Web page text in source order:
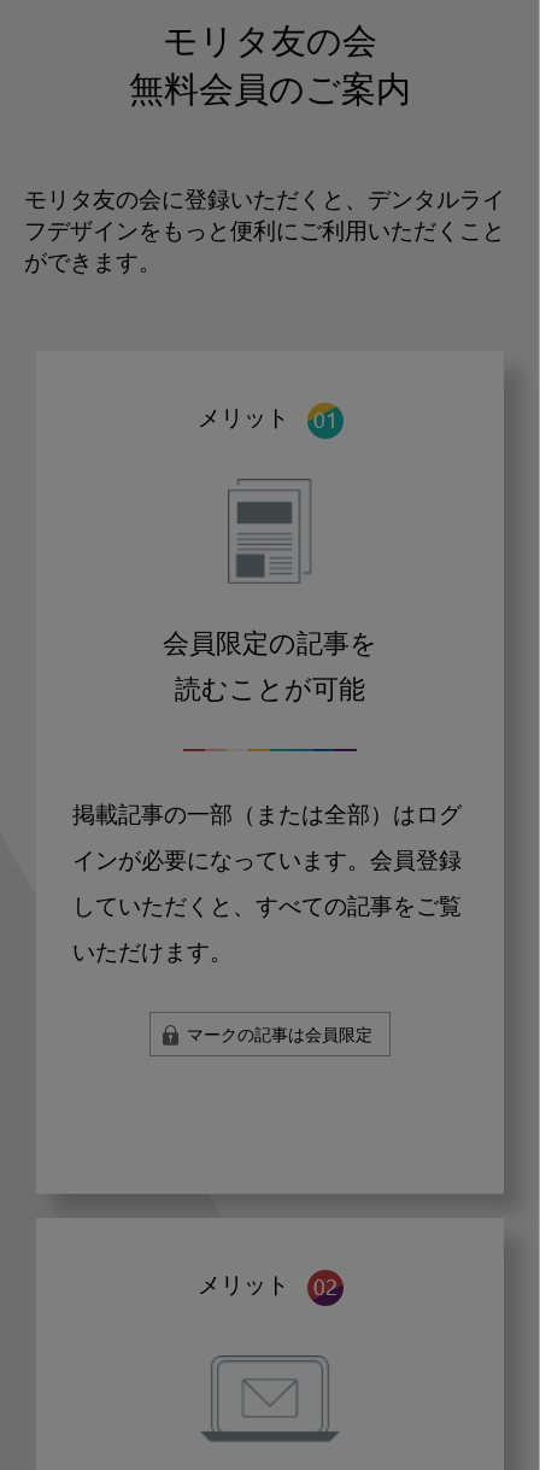
モリタ友の会
無料会員のご案内
モリタ友の会に登録いただくと、デンタルライ
フデザインをもっと便利にご利用いただくこと
ができます。
メリット
会員限定の記事を
読むことが可能
掲載記事の一部（または全部）はログ
インが必要になっています。会員登録
していただくと、すべての記事をご覧
いただけます。
マークの記事は会員限定
メリット